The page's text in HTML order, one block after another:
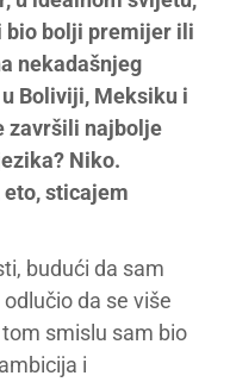
bio bolji premijer ili
nekadašnjeg
Boliviji, Meksiku i
završili najbolje
Niko.
sticajem
budući da sam
da se više
smislu sam bio
i